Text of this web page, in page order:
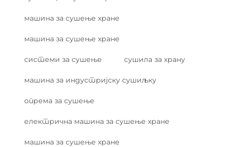
машина за сушење хране
машина за сушење хране
системи за сушење сушила за храну
машина за индустријску сушиљку
опрема за сушење
електрична машина за сушење хране
машина за сушење хране